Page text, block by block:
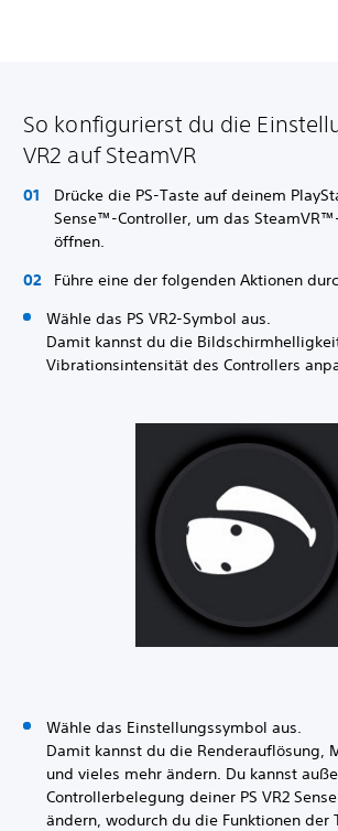
So konfigurierst du die
VR2 auf SteamVR
Drücke die PS-Taste auf deinem
Sense™-Controller, um das
öffnen.
Führe eine der folgenden Aktionen
Wähle das PS VR2-Symbol aus.
Damit kannst du die
Vibrationsintensität des Controllers
Wähle das Einstellungssymbol aus.
Damit kannst du die Renderauflösung,
und vieles mehr ändern. Du kannst
Controllerbelegung deiner PS VR2
ändern, wodurch du die Funktionen der